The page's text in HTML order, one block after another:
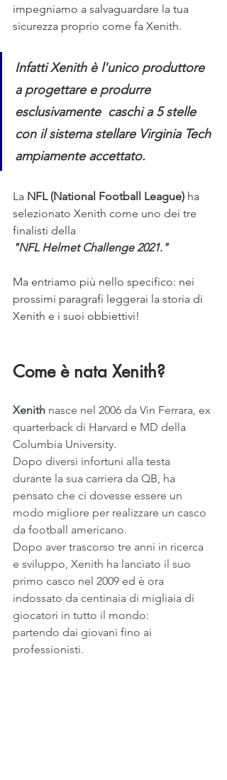
impegniamo a salvaguardare la tua
sicurezza proprio come fa Xenith.
Infatti Xenith è l'unico produttore
a progettare e produrre
esclusivamente  caschi a 5 stelle
con il sistema stellare Virginia Tech
ampiamente accettato.
La NFL (National Football League) ha
selezionato Xenith come uno dei tre
finalisti della
"NFL Helmet Challenge 2021."
Ma entriamo più nello specifico: nei
prossimi paragrafi leggerai la storia di
Xenith e i suoi obbiettivi!
Come è nata Xenith?
Xenith nasce nel 2006 da Vin Ferrara, ex
quarterback di Harvard e MD della
Columbia University.
Dopo diversi infortuni alla testa
durante la sua carriera da QB, ha
pensato che ci dovesse essere un
modo migliore per realizzare un casco
da football americano.
Dopo aver trascorso tre anni in ricerca
e sviluppo, Xenith ha lanciato il suo
primo casco nel 2009 ed è ora
indossato da centinaia di migliaia di
giocatori in tutto il mondo:
partendo dai giovani fino ai
professionisti.